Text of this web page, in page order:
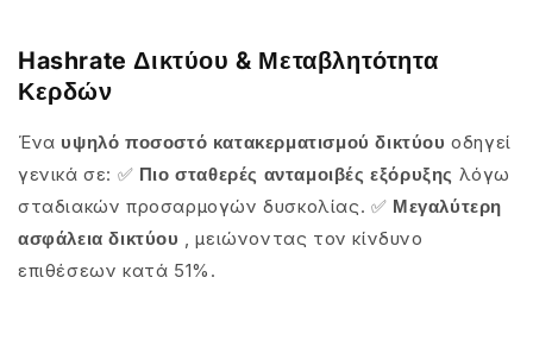
Hashrate Δικτύου & Μεταβλητότητα
Κερδών
Ένα υψηλό ποσοστό κατακερματισμού δικτύου οδηγεί
γενικά σε: ✅ Πιο σταθερές ανταμοιβές εξόρυξης λόγω
σταδιακών προσαρμογών δυσκολίας. ✅ Μεγαλύτερη
ασφάλεια δικτύου , μειώνοντας τον κίνδυνο
επιθέσεων κατά 51%.